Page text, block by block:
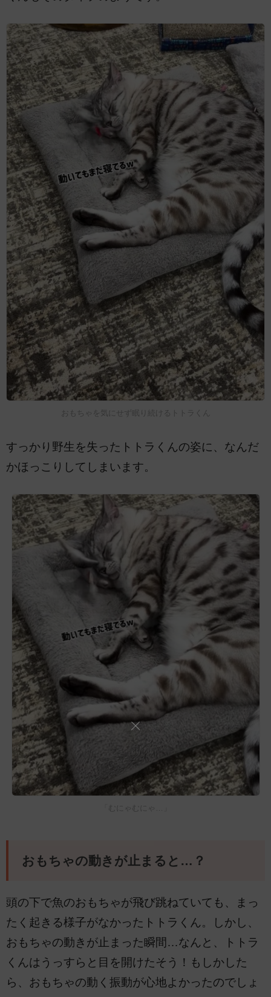
おもちゃを気にせず眠り続けるトトラくん
すっかり野生を失ったトトラくんの姿に、なんだ
かほっこりしてしまいます。
「むにゃむにゃ…」
おもちゃの動きが止まると…？
頭の下で魚のおもちゃが飛び跳ねていても、まっ
たく起きる様子がなかったトトラくん。しかし、
おもちゃの動きが止まった瞬間…なんと、トトラ
くんはうっすらと目を開けたそう！もしかした
ら、おもちゃの動く振動が心地よかったのでしょ